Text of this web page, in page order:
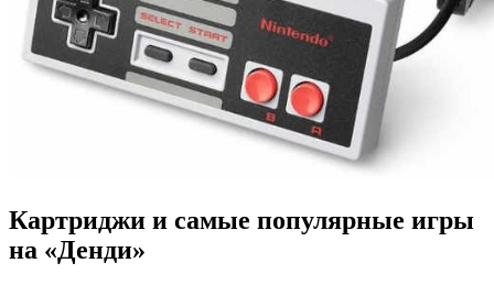
Картриджи и самые популярные игры
на «Денди»